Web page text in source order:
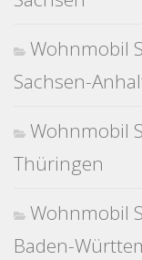
Wohnmobil
Sachsen-
Wohnmobil
Thüringen
Wohnmobil
Baden-